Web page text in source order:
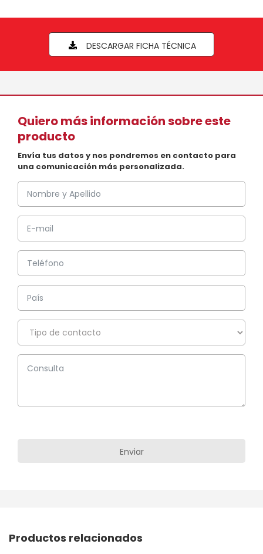
DESCARGAR FICHA TÉCNICA
Quiero más información sobre este
producto
Envía tus datos y nos pondremos en contacto para
una comunicación más personalizada.
Productos relacionados